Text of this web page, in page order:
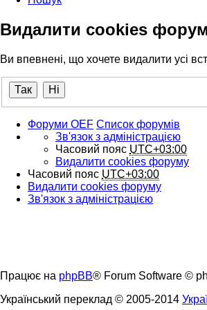
Видалити cookies
Ви впевнені, що хочете видалити усі
Форуми OEF Список форумів
Зв'язок з адміністрацією
Часовий пояс UTC+03:00
Видалити cookies форуму
Часовий пояс UTC+03:00
Видалити cookies форуму
Зв'язок з адміністрацією
Працює на phpBB® Forum Software ©
Український переклад © 2005-2014